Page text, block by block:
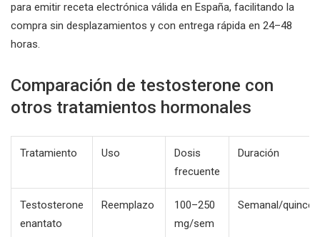
para emitir receta electrónica válida en España, facilitando la
compra sin desplazamientos y con entrega rápida en 24–48
horas.
Comparación de testosterone con
otros tratamientos hormonales
Tratamiento Uso
Dosis
frecuente
Duración
Testosterone
enantato
Reemplazo
100–250
mg/sem
Semanal/